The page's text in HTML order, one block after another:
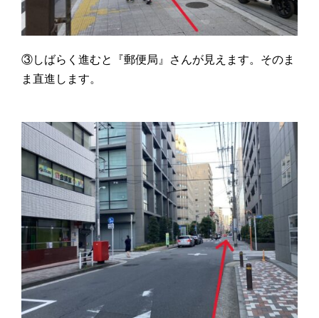
③しばらく進むと『郵便局』さんが見えます。そのま
ま直進します。